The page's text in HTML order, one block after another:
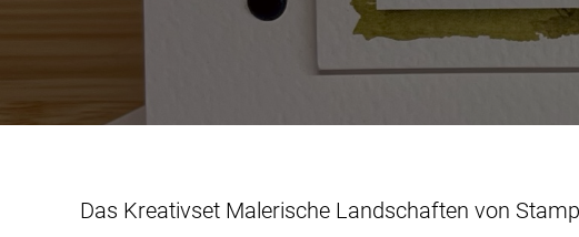
Das Kreativset Malerische Landschaften von